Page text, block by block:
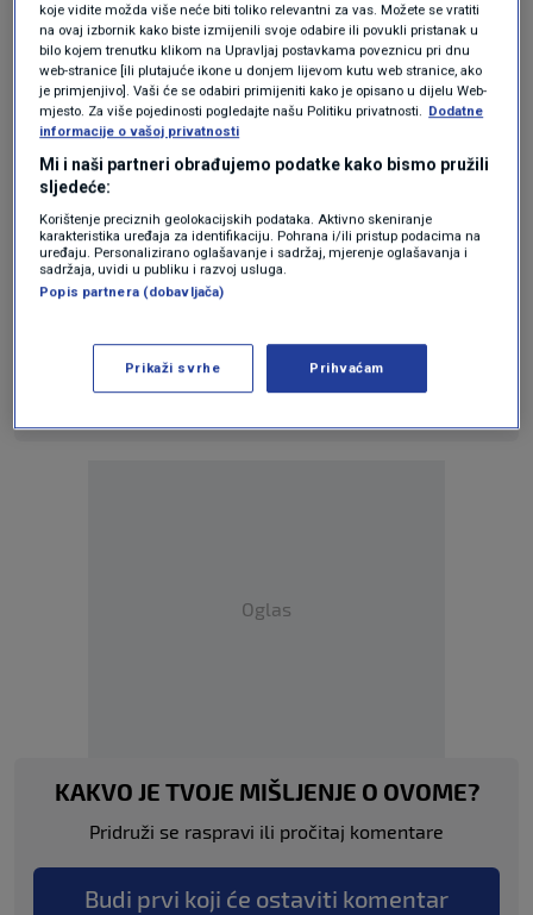
https://youtu.be/yq4yyxfhuBo
N1 pratite putem aplikacija zaAndroid |iPhone/iPadi
društvenih mrežaTwitter|Facebook
Oglas
KAKVO JE TVOJE MIŠLJENJE O OVOME?
Pridruži se raspravi ili pročitaj komentare
Budi prvi koji će ostaviti komentar
koje vidite možda više neće biti toliko relevantni za vas. Možete se vratiti
na ovaj izbornik kako biste izmijenili svoje odabire ili povukli pristanak u
bilo kojem trenutku klikom na Upravljaj postavkama poveznicu pri dnu
web-stranice [ili plutajuće ikone u donjem lijevom kutu web stranice, ako
je primjenjivo]. Vaši će se odabiri primijeniti kako je opisano u dijelu Web-
mjesto. Za više pojedinosti pogledajte našu Politiku privatnosti. Dodatne
informacije o vašoj privatnosti
Mi i naši partneri obrađujemo podatke kako bismo pružili
sljedeće:
Korištenje preciznih geolokacijskih podataka. Aktivno skeniranje
karakteristika uređaja za identifikaciju. Pohrana i/ili pristup podacima na
uređaju. Personalizirano oglašavanje i sadržaj, mjerenje oglašavanja i
sadržaja, uvidi u publiku i razvoj usluga.
Popis partnera (dobavljača)
Prikaži svrhe Prihvaćam